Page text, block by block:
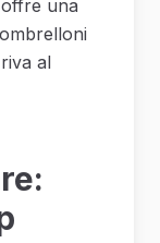
una
al